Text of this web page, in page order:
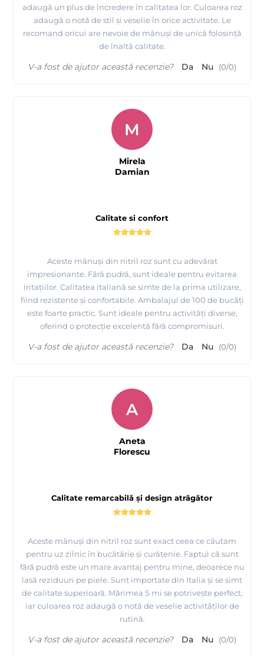
adaugă un plus de încredere în calitatea lor. Culoarea roz
adaugă o notă de stil și veselie în orice activitate. Le
recomand oricui are nevoie de mănuși de unică folosință
de înaltă calitate.
V-a fost de ajutor această recenzie? Da Nu (0/0)
Calitate si confort
Aceste mănuși din nitril roz sunt cu adevărat
impresionante. Fără pudră, sunt ideale pentru evitarea
iritațiilor. Calitatea italiană se simte de la prima utilizare,
fiind rezistente și confortabile. Ambalajul de 100 de bucăți
este foarte practic. Sunt ideale pentru activități diverse,
oferind o protecție excelentă fără compromisuri.
M
Mirela
Damian
V-a fost de ajutor această recenzie? Da Nu (0/0)
Calitate remarcabilă și design atrăgător
Aceste mănuși din nitril roz sunt exact ceea ce căutam
pentru uz zilnic în bucătărie și curățenie. Faptul că sunt
fără pudră este un mare avantaj pentru mine, deoarece nu
lasă reziduuri pe piele. Sunt importate din Italia și se simt
de calitate superioară. Mărimea S mi se potrivește perfect,
iar culoarea roz adaugă o notă de veselie activităților de
rutină.
A
Aneta
Florescu
V-a fost de ajutor această recenzie? Da Nu (0/0)